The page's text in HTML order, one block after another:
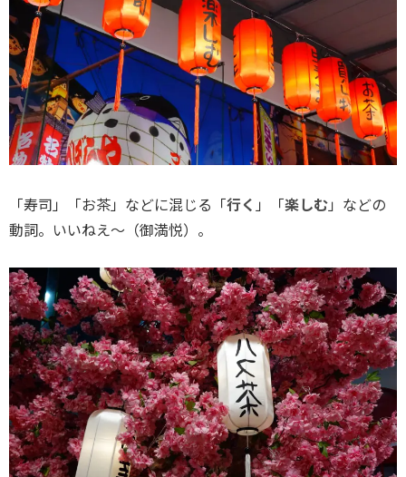
「寿司」「お茶」などに混じる「行く 」「楽しむ」などの
動詞。いいねえ〜（御満悦）。